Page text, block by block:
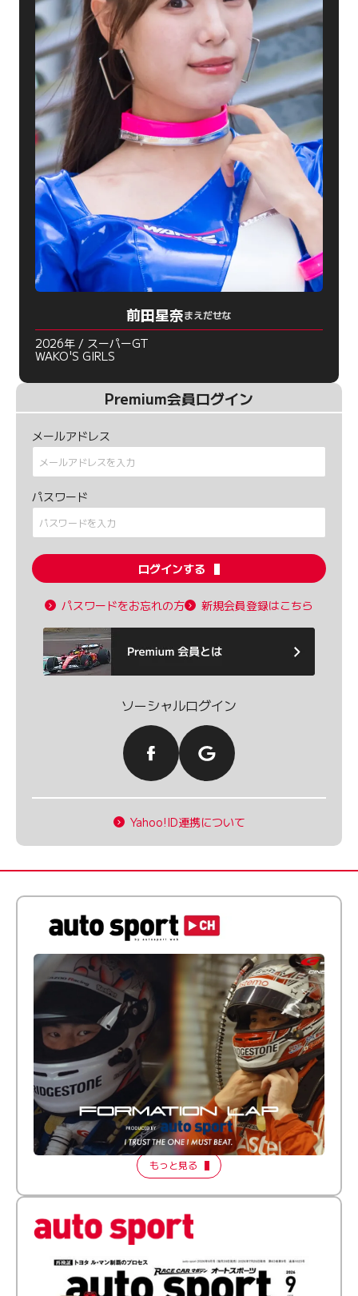
前田星奈まえだせな
2026年 / スーパーGT
WAKO'S GIRLS
Premium会員ログイン
メールアドレス
パスワード
ログインする
パスワードをお忘れの方 新規会員登録はこちら
ソーシャルログイン
Yahoo!ID連携について
倒す相手を、信じてる。小林利徠斗 × 野村勇斗
【FORMATION LAP Produced by auto sport】
2026 Episode 2
もっと見る